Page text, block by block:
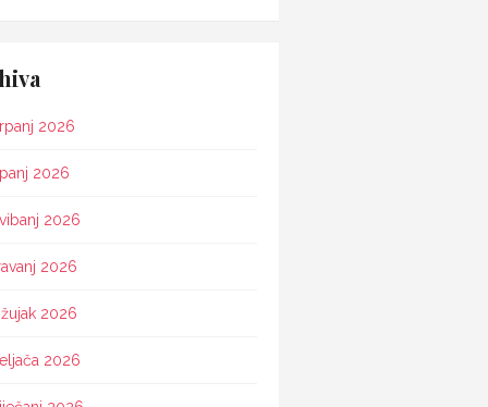
2026
2026
2026
2026
2026
2026